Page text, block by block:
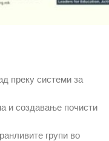
преку системи за
и создавање почисти
групи во